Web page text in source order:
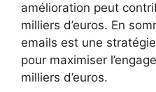
amélioration peut
milliers d’euros. En
emails est une
pour maximiser
milliers d’euros.